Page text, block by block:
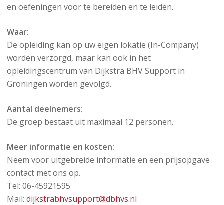
en oefeningen voor te bereiden en te leiden.
Waar:
De opleiding kan op uw eigen lokatie (In-Company)
worden verzorgd, maar kan ook in het
opleidingscentrum van Dijkstra BHV Support in
Groningen worden gevolgd.
Aantal deelnemers:
De groep bestaat uit maximaal 12 personen.
Meer informatie en kosten:
Neem voor uitgebreide informatie en een prijsopgave
contact met ons op.
Tel: 06-45921595
Mail: dijkstrabhvsupport@dbhvs.nl